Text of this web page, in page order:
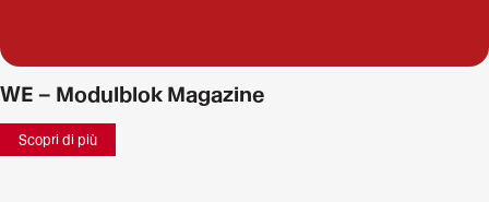
WE – Modulblok Magazine
Scopri di più